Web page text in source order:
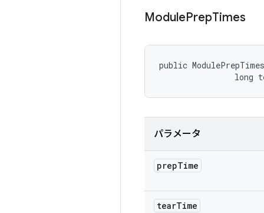
ModulePrepTimes
public
long
パラメータ
prepTime
tearTime